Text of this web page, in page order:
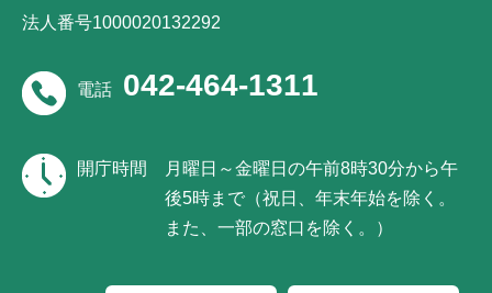
法人番号1000020132292
電話 042-464-1311
開庁時間
月曜日～金曜日の午前8時30分から午
後5時まで（祝日、年末年始を除く。
また、一部の窓口を除く。）